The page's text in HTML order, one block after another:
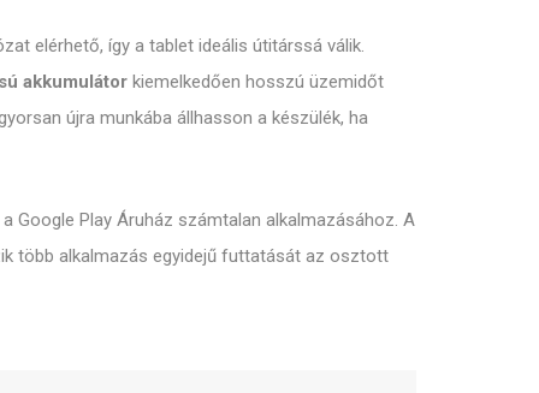
elérhető, így a tablet ideális útitárssá válik.
akkumulátor kiemelkedően hosszú üzemidőt
újra munkába állhasson a készülék, ha
Google Play Áruház számtalan alkalmazásához. A
több alkalmazás egyidejű futtatását az osztott